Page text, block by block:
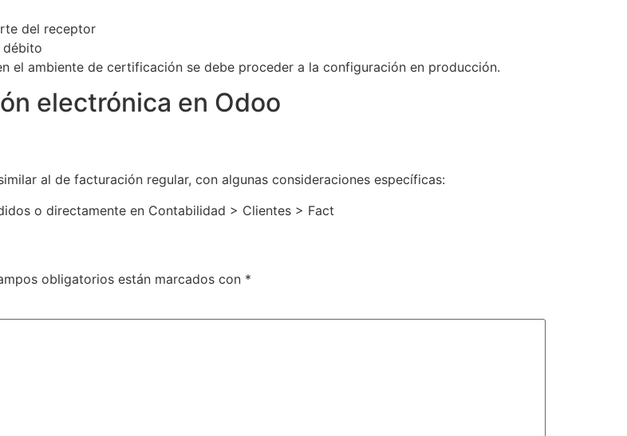
del receptor
débito
el ambiente de certificación se debe proceder a la configuración en producción.
electrónica en Odoo
al de facturación regular, con algunas consideraciones específicas:
o directamente en Contabilidad > Clientes > Fact
obligatorios están marcados con *